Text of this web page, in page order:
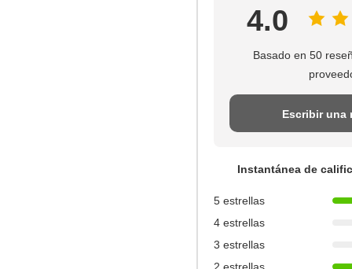
4.0
Basado en 50
Escribir una
Instantánea de
5 estrellas
4 estrellas
3 estrellas